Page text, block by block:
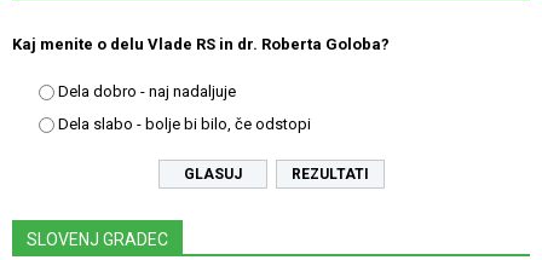
Kaj menite o delu Vlade RS in dr. Roberta Goloba?
Dela dobro - naj nadaljuje
Dela slabo - bolje bi bilo, če odstopi
REZULTATI
SLOVENJ GRADEC